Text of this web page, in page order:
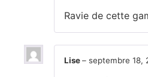
Ravie de cette
Lise– septembre 18,